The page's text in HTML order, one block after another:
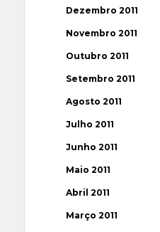
Dezembro 2011
Novembro 2011
Outubro 2011
Setembro 2011
Agosto 2011
Julho 2011
Junho 2011
Maio 2011
Abril 2011
Março 2011